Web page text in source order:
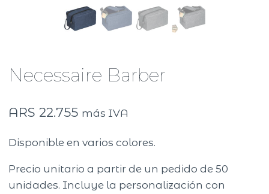
Necessaire Barber
ARS 22.755 más IVA
Disponible en varios colores.
Precio unitario a partir de un pedido de 50
unidades. Incluye la personalización con